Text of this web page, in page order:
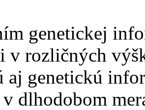
genetickej
v rozličných
aj genetickú
dlhodobom